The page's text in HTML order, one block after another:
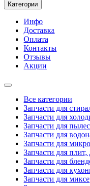
Категории
Инфо
Доставка
Оплата
Контакты
Отзывы
Акции
Все категории
Запчасти для
Запчасти для
Запчасти для
Запчасти для
Запчасти для
Запчасти для
Запчасти для
Запчасти для
Запчасти для